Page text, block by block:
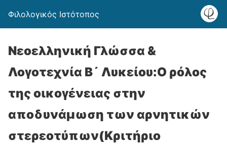
Φιλολογικός Ιστότοπος
Νεοελληνική Γλώσσα &
Λογοτεχνία Β´ Λυκείου:Ο ρόλος
της οικογένειας στην
αποδυνάμωση των αρνητικών
στερεοτύπων(Κριτήριο